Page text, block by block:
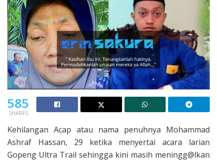
585
SHARES
Kehilangan Acap atau nama penuhnya Mohammad
Ashraf Hassan, 29 ketika menyertai acara larian
Gopeng Ultra Trail sehingga kini masih meningg@lkan